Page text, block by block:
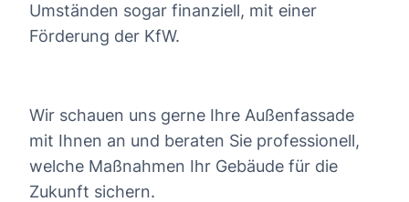
Umständen sogar finanziell, mit einer
Förderung der KfW.
Wir schauen uns gerne Ihre Außenfassade
mit Ihnen an und beraten Sie professionell,
welche Maßnahmen Ihr Gebäude für die
Zukunft sichern.